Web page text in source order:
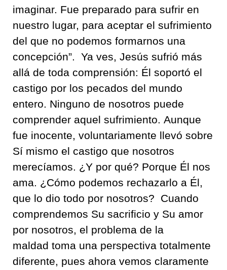
imaginar. Fue preparado para sufrir en
nuestro lugar, para aceptar el sufrimiento
del que no podemos formarnos una
concepción” Ya ves, Jesús sufrió más
allá de toda comprensión: Él soportó el
castigo por los pecados del mundo
entero
Ninguno de nosotros puede
comprender aquel sufrimiento
Aunque
fue inocente voluntariamente llevó sobre
Sí mismo el castigo que nosotros
merecíamos. ¿Y por qué? Porque Él nos
ama
¿Cómo podemos rechazarlo a Él,
que lo dio todo por nosotros?
Cuando
comprendemos Su sacrificio y Su amor
por nosotros el problema de la
maldad toma una perspectiva totalmente
diferente , pues ahora vemos claramente